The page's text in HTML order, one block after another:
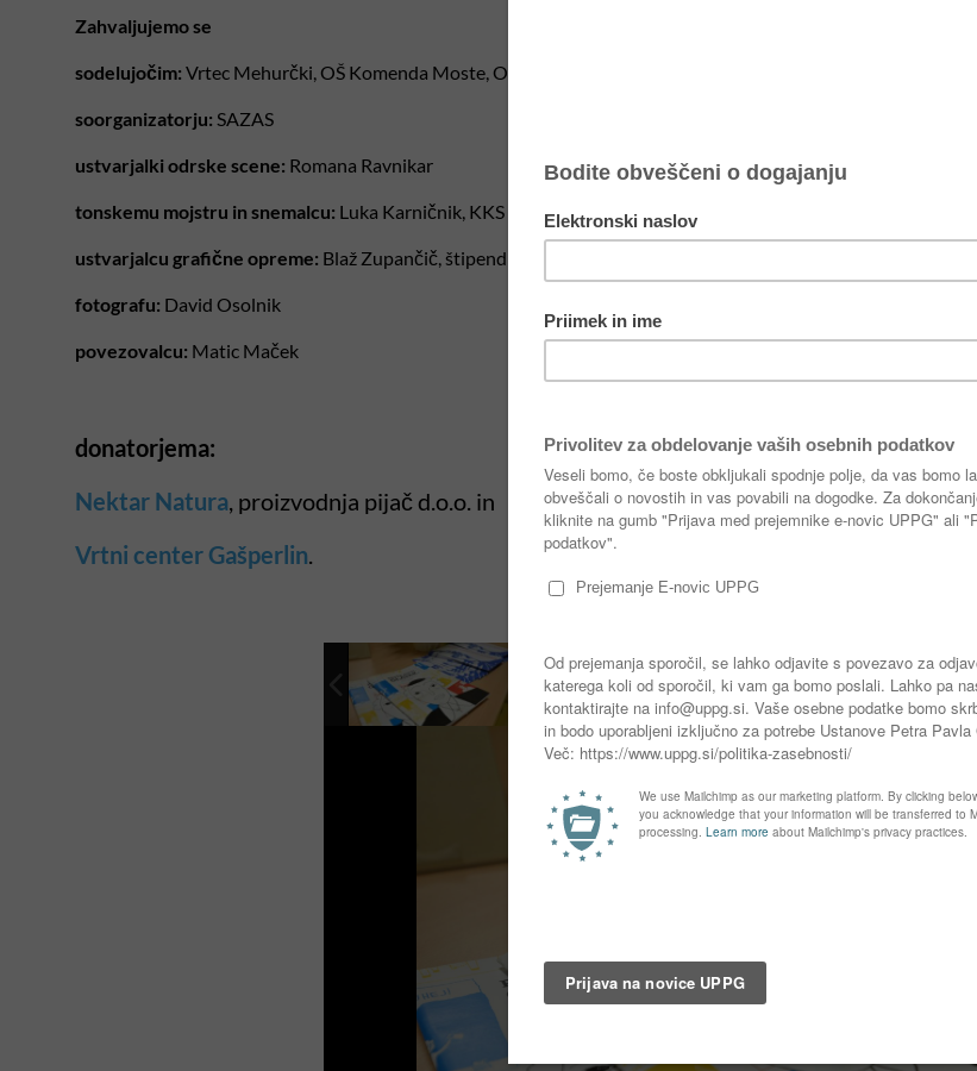
Zahvaljujemo se
sodelujočim: Vrtec Mehurčki, OŠ Komenda Moste, Občina Komenda
soorganizatorju: SAZAS
ustvarjalki odrske scene: Romana Ravnikar
tonskemu mojstru in snemalcu: Luka Karničnik, KKS KOMOK
ustvarjalcu grafične opreme: Blaž Zupančič, štipendist UPPG
fotografu: David Osolnik
povezovalcu: Matic Maček
donatorjema:
Nektar Natura, proizvodnja pijač d.o.o. in
Vrtni center Gašperlin.